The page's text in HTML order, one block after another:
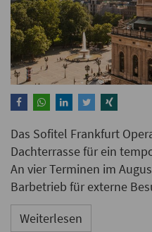
Das Sofitel Frankfurt
Dachterrasse für ein
An vier Terminen im
Barbetrieb für externe
Weiterlesen